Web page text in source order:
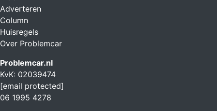
Adverteren
Column
Huisregels
Over Problemcar
Problemcar.nl
KvK: 02039474
[email protected]
06 1995 4278